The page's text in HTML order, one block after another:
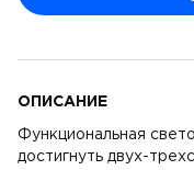
ОПИСАНИЕ
Функциональная
достигнуть двух-